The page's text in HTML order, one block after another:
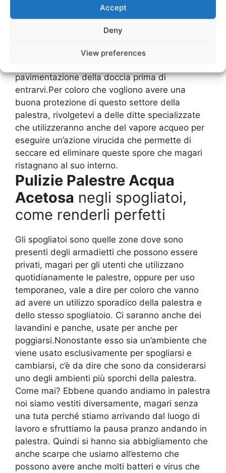
Accept
Deny
View preferences
annullare del tutto il problema.Un consiglio è
quello di valutare sempre le
presente nelle docce e nei piatti doccia, ma
pavimentazione della doccia prima di
entrarvi.Per coloro che vogliono avere una
buona protezione di questo settore della
palestra, rivolgetevi a delle ditte specializzate
che utilizzeranno anche del vapore acqueo per
eseguire un’azione virucida che permette di
seccare ed eliminare queste spore che magari
ristagnano al suo interno.
Pulizie Palestre Acqua
Acetosa negli spogliatoi,
come renderli perfetti
Gli spogliatoi sono quelle zone dove sono
presenti degli armadietti che possono essere
privati, magari per gli utenti che utilizzano
quotidianamente le palestre, oppure per uso
temporaneo, vale a dire per coloro che vanno
ad avere un utilizzo sporadico della palestra e
dello stesso spogliatoio. Ci saranno anche dei
lavandini e panche, usate per anche per
poggiarsi.Nonostante esso sia un’ambiente che
viene usato esclusivamente per spogliarsi e
cambiarsi, c’è da dire che sono da considerarsi
uno degli ambienti più sporchi della palestra.
Come mai? Ebbene quando andiamo in palestra
noi siamo vestiti diversamente, magari senza
una tuta perché stiamo arrivando dal luogo di
lavoro e sfruttiamo la pausa pranzo andando in
palestra. Quindi si hanno sia abbigliamento che
anche scarpe che usiamo all’esterno che
possono avere anche molti batteri e virus che